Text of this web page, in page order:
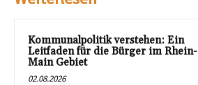
Kommunalpolitik verstehen: Ein
Leitfaden für die Bürger im Rhein-
Main Gebiet
02.08.2026